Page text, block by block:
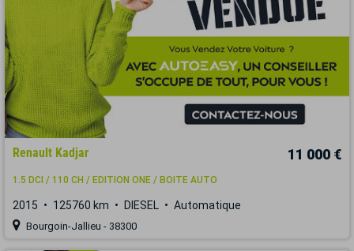
Renault Kadjar 11 000 €
1.5 DCI / 110 CH / EDITION ONE / BOITE AUTO
2015 125760 km DIESEL Automatique
Bourgoin-Jallieu - 38300